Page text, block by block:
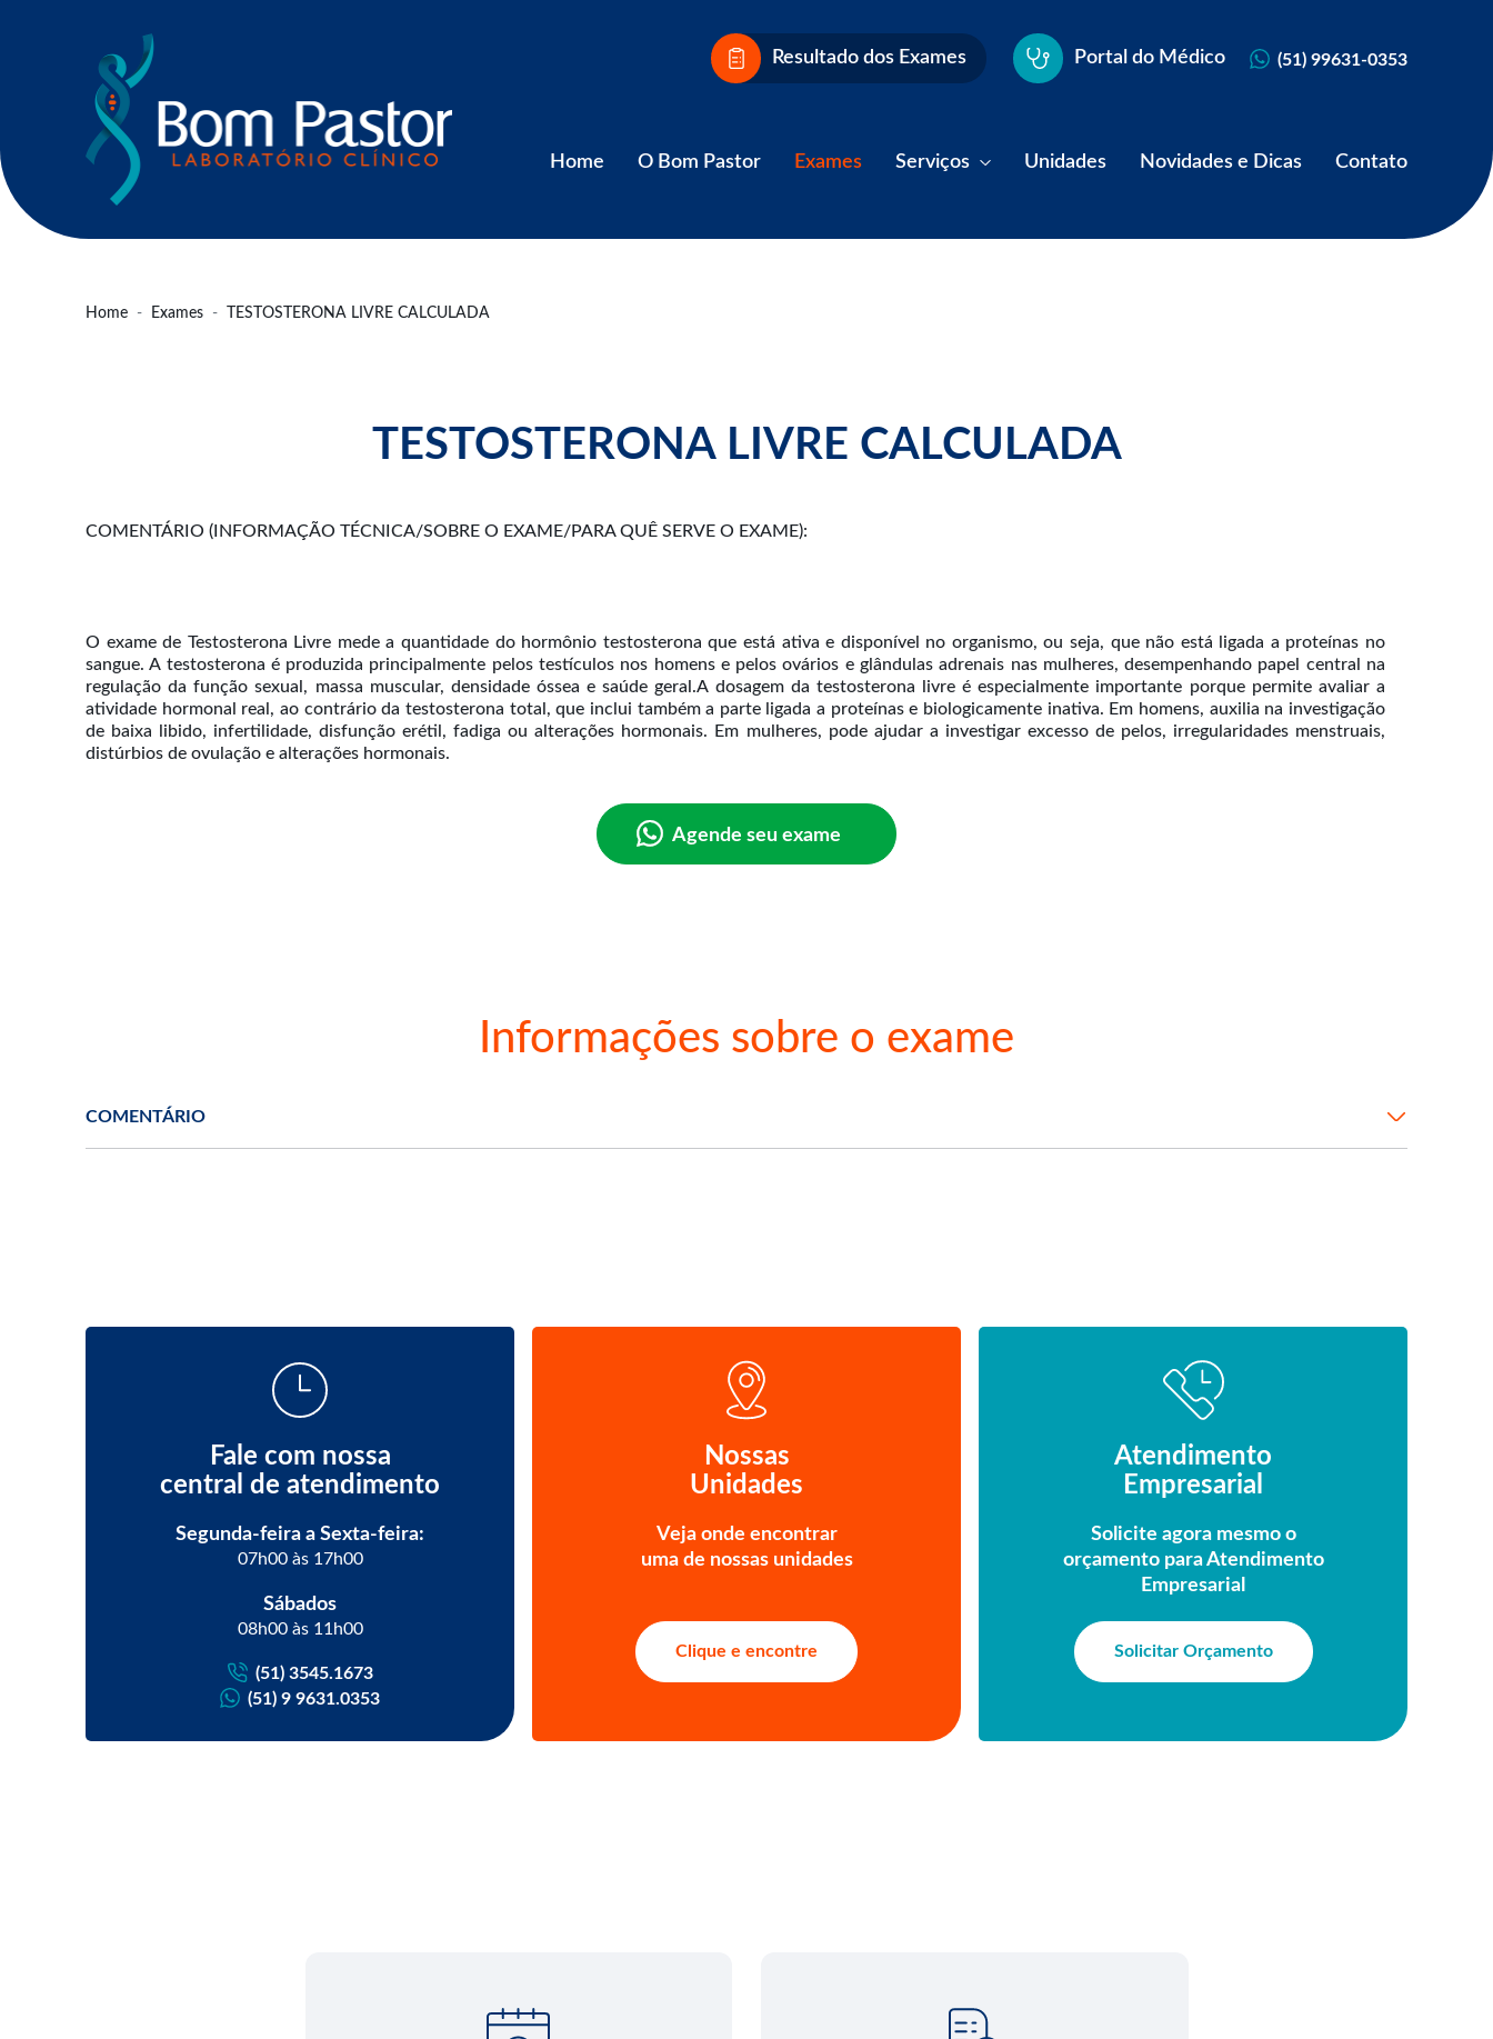
Resultado dos Exames Portal do Médico (51) 99631-0353
Home O Bom Pastor Exames Serviços Unidades Novidades e Dicas Contato
Home Exames TESTOSTERONA LIVRE CALCULADA
TESTOSTERONA LIVRE CALCULADA
COMENTÁRIO (INFORMAÇÃO TÉCNICA/SOBRE O EXAME/PARA QUÊ SERVE O EXAME):
O exame de Testosterona Livre mede a quantidade do hormônio testosterona que está ativa e disponível no organismo, ou seja, que não está ligada a proteínas no
sangue. A testosterona é produzida principalmente pelos testículos nos homens e pelos ovários e glândulas adrenais nas mulheres, desempenhando papel central na
regulação da função sexual, massa muscular, densidade óssea e saúde geral.A dosagem da testosterona livre é especialmente importante porque permite avaliar a
atividade hormonal real, ao contrário da testosterona total, que inclui também a parte ligada a proteínas e biologicamente inativa. Em homens, auxilia na investigação
de baixa libido, infertilidade, disfunção erétil, fadiga ou alterações hormonais. Em mulheres, pode ajudar a investigar excesso de pelos, irregularidades menstruais,
Agende seu exame
Informações sobre o exame
COMENTÁRIO
Fale com nossa
central de atendimento
Segunda-feira a Sexta-feira:
07h00 às 17h00
Sábados
08h00 às 11h00
(51) 3545.1673
(51) 9 9631.0353
Nossas
Unidades
Veja onde encontrar
uma de nossas unidades
Clique e encontre
Atendimento
Empresarial
Solicite agora mesmo o
orçamento para Atendimento
Empresarial
Solicitar Orçamento